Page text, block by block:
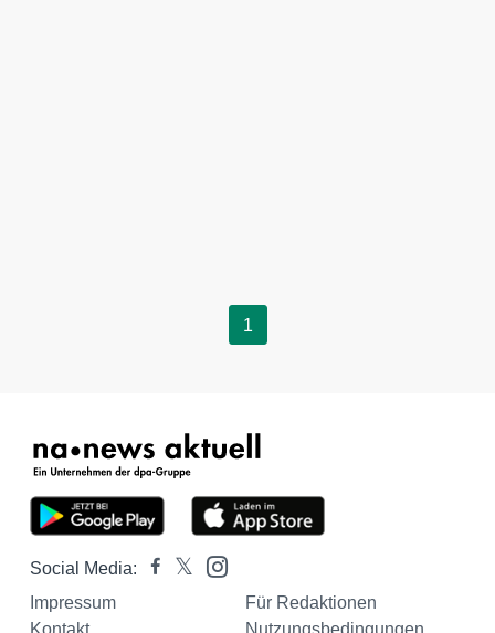
1
Social Media:
Impressum
Für Redaktionen
Kontakt
Nutzungsbedingungen